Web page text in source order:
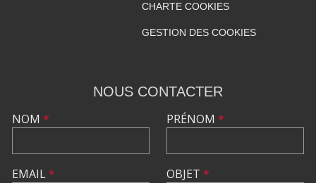
CHARTE COOKIES
GESTION DES COOKIES
NOUS CONTACTER
NOM *
EMAIL*
PRÉNOM *
OBJET *